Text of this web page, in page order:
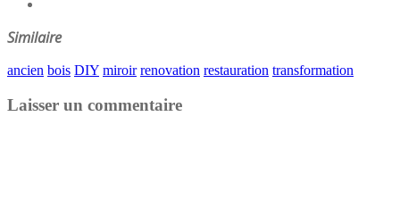
Similaire
ancien bois DIY miroir renovation restauration transformation
Laisser un commentaire